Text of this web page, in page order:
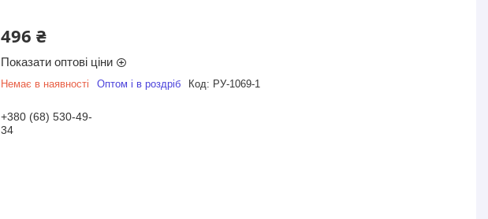
496 ₴
Показати оптові ціни
Немає в наявності Оптом і в роздріб Код: РУ-1069-1
+380 (68) 530-49-
34